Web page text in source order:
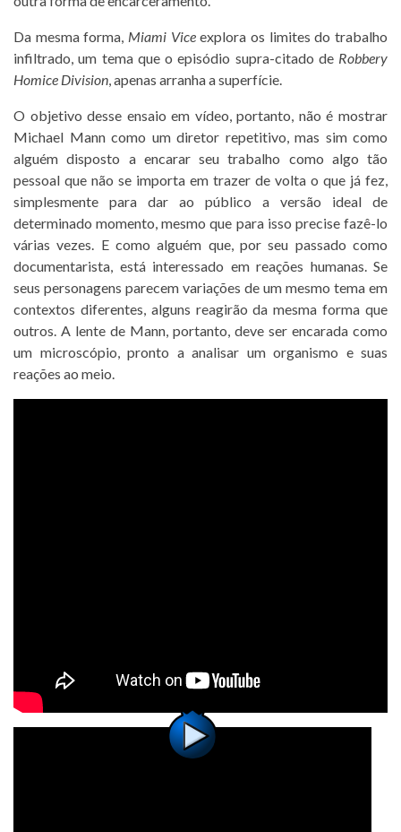
Da mesma forma, Miami Viceexplora os limites do trabalho
infiltrado, um tema que o episódio supra-citado de Robbery
Homice Division, apenas arranha a superfície.
O objetivo desse ensaio em vídeo, portanto, não é mostrar
Michael Mann como um diretor repetitivo, mas sim como
alguém disposto a encarar seu trabalho como algo tão
pessoal que não se importa em trazer de volta o que já fez,
simplesmente para dar ao público a versão ideal de
determinado momento, mesmo que para isso precise fazê-lo
várias vezes. E como alguém que, por seu passado como
documentarista, está interessado em reações humanas. Se
seus personagens parecem variações de um mesmo tema em
contextos diferentes, alguns reagirão da mesma forma que
outros. A lente de Mann, portanto, deve ser encarada como
um microscópio, pronto a analisar um organismo e suas
reações ao meio.